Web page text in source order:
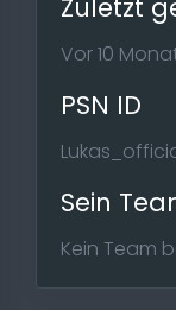
Zuletzt
Vor 10
PSN ID
Sein
Kein Team